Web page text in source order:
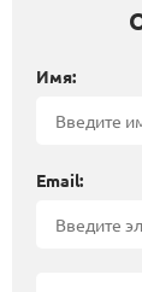
Имя:
Email: